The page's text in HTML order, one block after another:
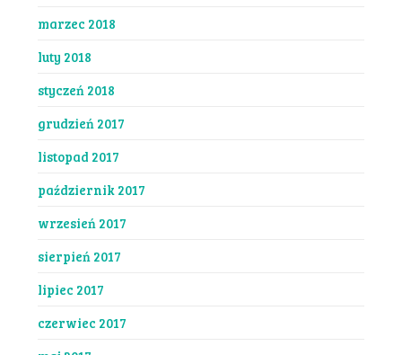
marzec 2018
luty 2018
styczeń 2018
grudzień 2017
listopad 2017
październik 2017
wrzesień 2017
sierpień 2017
lipiec 2017
czerwiec 2017